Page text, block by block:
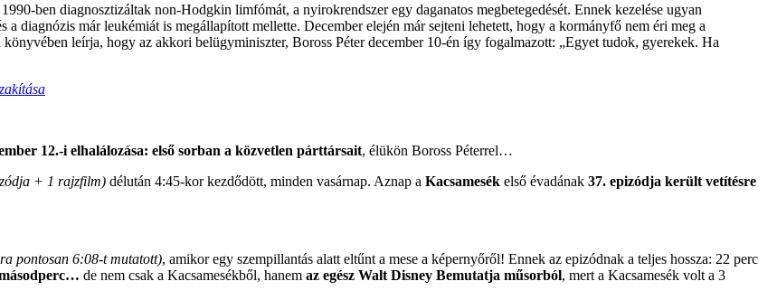
ben diagnosztizáltak non-Hodgkin limfómát, a nyirokrendszer egy daganatos megbetegedését. Ennek kezelése ugyan
a diagnózis már leukémiát is megállapított mellette. December elején már sejteni lehetett, hogy a kormányfő nem éri meg a
könyvében leírja, hogy az akkori belügyminiszter, Boross Péter december 10-én így fogalmazott: „Egyet tudok, gyerekek. Ha
12.-i elhalálozása: első sorban a közvetlen párttársait, élükön Boross Péterrel…
+ 1 rajzfilm) délután 4:45-kor kezdődött, minden vasárnap. Aznap a Kacsamesék első évadának 37. epizódja került vetítésre
pontosan 6:08-t mutatott), amikor egy szempillantás alatt eltűnt a mese a képernyőről! Ennek az epizódnak a teljes hossza: 22 perc
de nem csak a Kacsamesékből, hanem az egész Walt Disney Bemutatja műsorból, mert a Kacsamesék volt a 3